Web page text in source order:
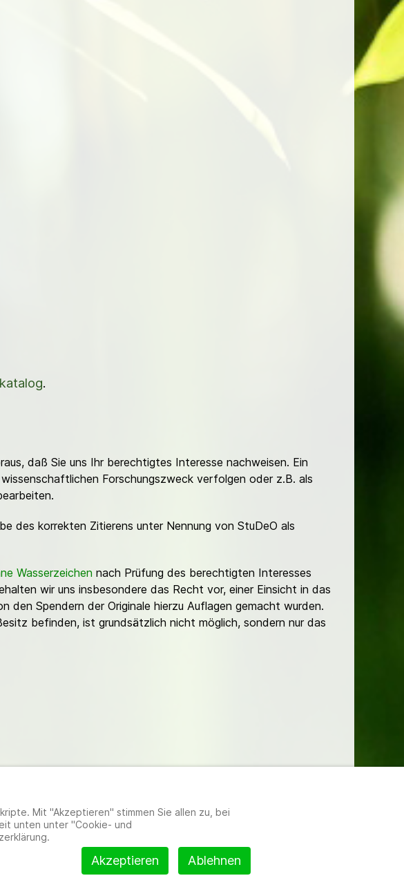
.
daß Sie uns Ihr berechtigtes Interesse nachweisen. Ein
Forschungszweck verfolgen oder z.B. als
des korrekten Zitierens unter Nennung von StuDeO als
Wasserzeichen nach Prüfung des berechtigten Interesses
wir uns insbesondere das Recht vor, einer Einsicht in das
den Spendern der Originale hierzu Auflagen gemacht wurden.
befinden, ist grundsätzlich nicht möglich, sondern nur das
Mit "Akzeptieren" stimmen Sie allen zu, bei
unten unter "Cookie- und
Akzeptieren Ablehnen